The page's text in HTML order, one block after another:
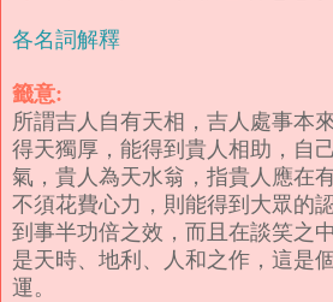
各名詞解釋
籤意:
所謂吉人自有天相，吉人處事本
得天獨厚，能得到貴人相助，自
氣，貴人為天水翁，指貴人應在
不須花費心力，則能得到大眾的
到事半功倍之效，而且在談笑之
是天時、地利、人和之作，這是
運。